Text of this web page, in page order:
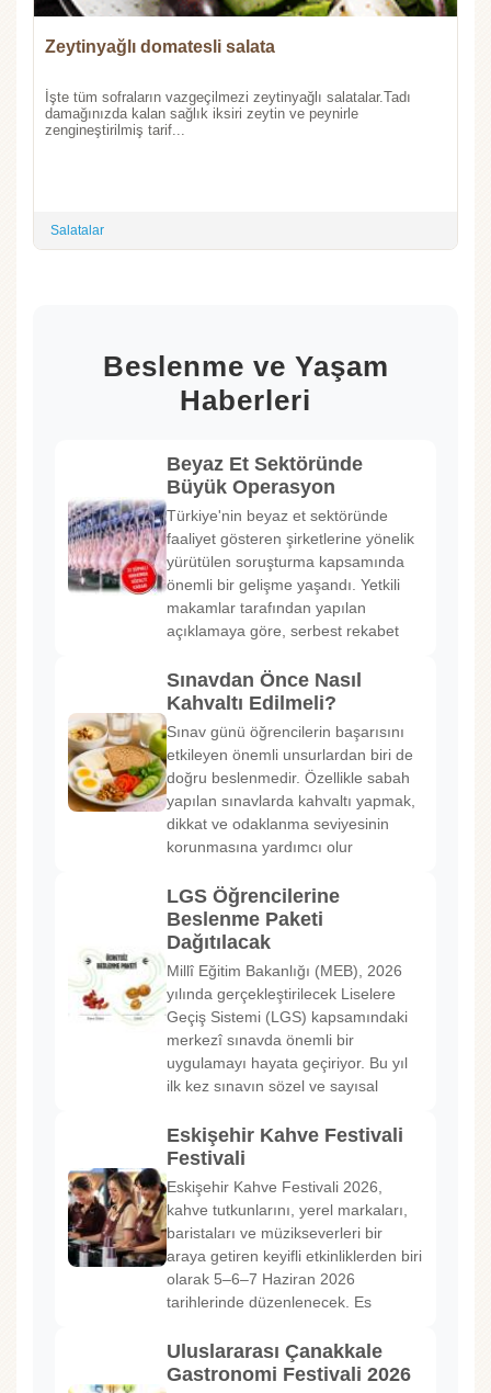
Zeytinyağlı domatesli salata
İşte tüm sofraların vazgeçilmezi zeytinyağlı salatalar.Tadı
damağınızda kalan sağlık iksiri zeytin ve peynirle
zengineştirilmiş tarif...
Salatalar
Beslenme ve Yaşam
Haberleri
Beyaz Et Sektöründe
Büyük Operasyon
Türkiye'nin beyaz et sektöründe
faaliyet gösteren şirketlerine yönelik
yürütülen soruşturma kapsamında
önemli bir gelişme yaşandı. Yetkili
makamlar tarafından yapılan
açıklamaya göre, serbest rekabet
Sınavdan Önce Nasıl
Kahvaltı Edilmeli?
Sınav günü öğrencilerin başarısını
etkileyen önemli unsurlardan biri de
doğru beslenmedir. Özellikle sabah
yapılan sınavlarda kahvaltı yapmak,
dikkat ve odaklanma seviyesinin
korunmasına yardımcı olur
LGS Öğrencilerine
Beslenme Paketi
Dağıtılacak
Millî Eğitim Bakanlığı (MEB), 2026
yılında gerçekleştirilecek Liselere
Geçiş Sistemi (LGS) kapsamındaki
merkezî sınavda önemli bir
uygulamayı hayata geçiriyor. Bu yıl
ilk kez sınavın sözel ve sayısal
Eskişehir Kahve Festivali
Festivali
Eskişehir Kahve Festivali 2026,
kahve tutkunlarını, yerel markaları,
baristaları ve müzikseverleri bir
araya getiren keyifli etkinliklerden biri
olarak 5–6–7 Haziran 2026
tarihlerinde düzenlenecek. Es
Uluslararası Çanakkale
Gastronomi Festivali 2026